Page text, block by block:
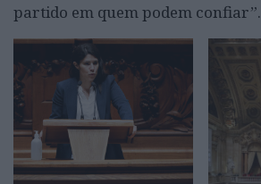
partido em quem podem confiar”.